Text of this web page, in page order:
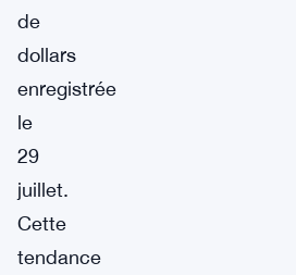
de
dollars
enregistrée
le
29
juillet.
Cette
tendance